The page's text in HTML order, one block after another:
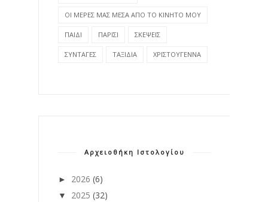
ΟΙ ΜΕΡΕΣ ΜΑΣ ΜΕΣΑ ΑΠΟ ΤΟ ΚΙΝΗΤΟ ΜΟΥ
ΠΑΙΔΙ ΠΑΡΙΣΙ ΣΚΕΨΕΙΣ
ΣΥΝΤΑΓΕΣ ΤΑΞΙΔΙΑ ΧΡΙΣΤΟΥΓΕΝΝΑ
Αρχειοθήκη Ιστολογίου
► 2026 (6)
▼ 2025 (32)